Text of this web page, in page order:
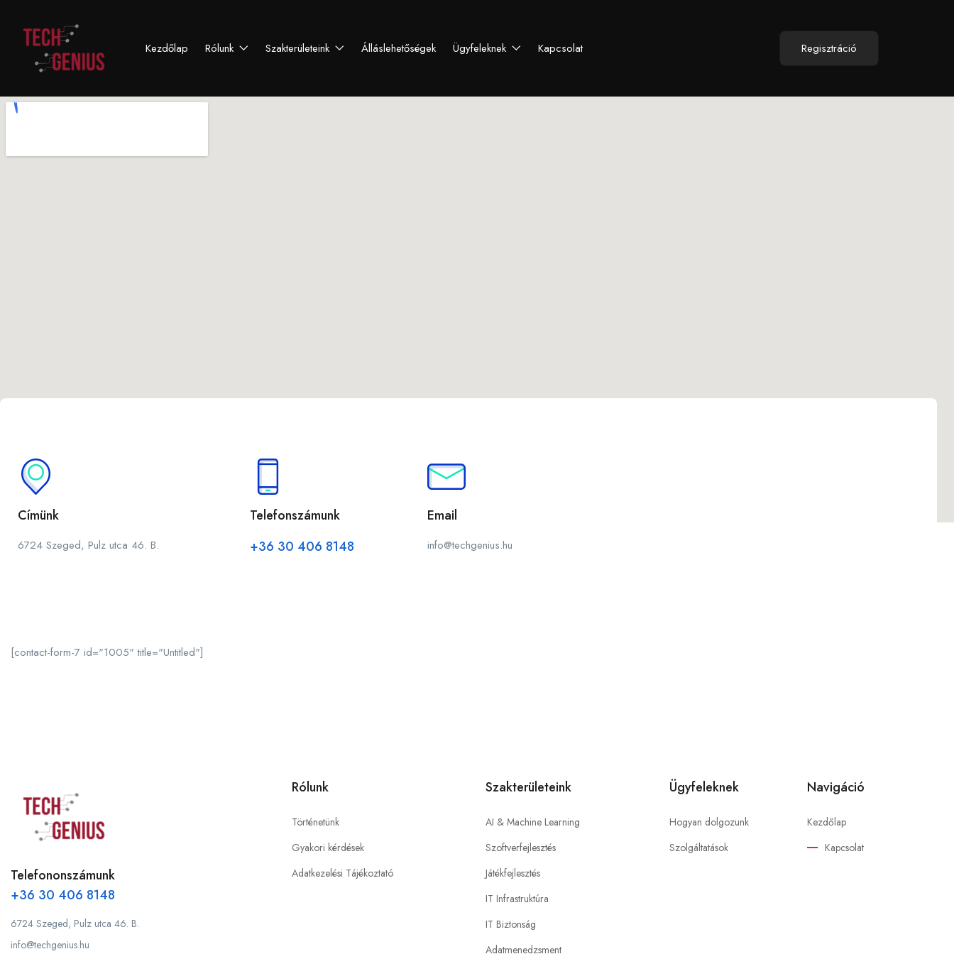
Kezdőlap Rólunk Szakterületeink Álláslehetőségek Ügyfeleknek Kapcsolat Regisztráció
Címünk
6724 Szeged, Pulz utca 46. B.
Telefonszámunk
+36 30 406 8148
Email
info@techgenius.hu
[contact-form-7 id="1005" title="Untitled"]
Telefononszámunk
+36 30 406 8148
6724 Szeged, Pulz utca 46. B.
info@techgenius.hu
Rólunk
Történetünk
Gyakori kérdések
Adatkezelési Tájékoztató
Szakterületeink
AI & Machine Learning
Szoftverfejlesztés
Játékfejlesztés
IT Infrastruktúra
IT Biztonság
Adatmenedzsment
Ügyfeleknek
Hogyan dolgozunk
Szolgáltatások
Navigáció
Kezdőlap
Kapcsolat